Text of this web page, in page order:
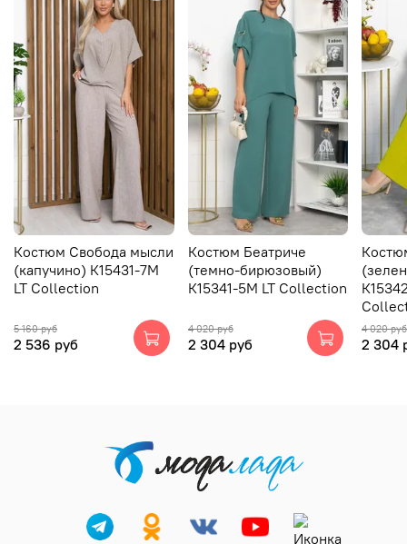
Костюм Свобода мысли
(капучино) К15431-7М
LT Collection
5 160 руб
2 536 руб
Костюм Беатриче
(темно-бирюзовый)
К15341-5М LT Collection
4 020 руб
2 304 руб
4 020 руб
2 304